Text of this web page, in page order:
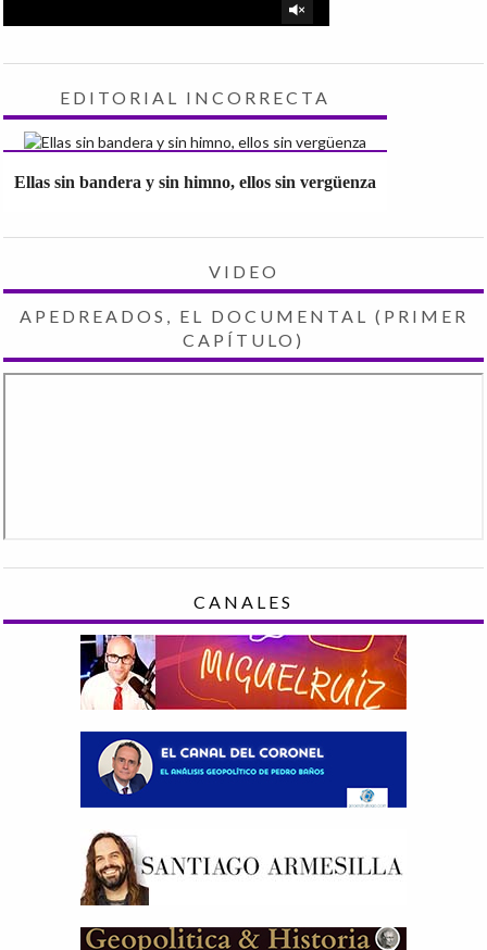
EDITORIAL INCORRECTA
Ellas sin bandera y sin himno, ellos sin vergüenza
VIDEO
APEDREADOS, EL DOCUMENTAL (PRIMER
CAPÍTULO)
CANALES